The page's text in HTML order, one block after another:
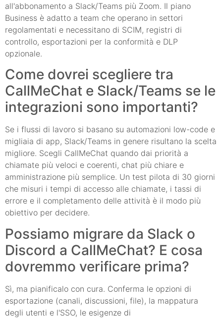
all'abbonamento a Slack/Teams più Zoom. Il piano
Business è adatto a team che operano in settori
regolamentati e necessitano di SCIM, registri di
controllo, esportazioni per la conformità e DLP
opzionale.
Come dovrei scegliere tra
CallMeChat e Slack/Teams se le
integrazioni sono importanti?
Se i flussi di lavoro si basano su automazioni low-code e
migliaia di app, Slack/Teams in genere risultano la scelta
migliore. Scegli CallMeChat quando dai priorità a
chiamate più veloci e coerenti, chat più chiare e
amministrazione più semplice. Un test pilota di 30 giorni
che misuri i tempi di accesso alle chiamate, i tassi di
errore e il completamento delle attività è il modo più
obiettivo per decidere.
Possiamo migrare da Slack o
Discord a CallMeChat? E cosa
dovremmo verificare prima?
Sì, ma pianificalo con cura. Conferma le opzioni di
esportazione (canali, discussioni, file), la mappatura
degli utenti e l'SSO, le esigenze di